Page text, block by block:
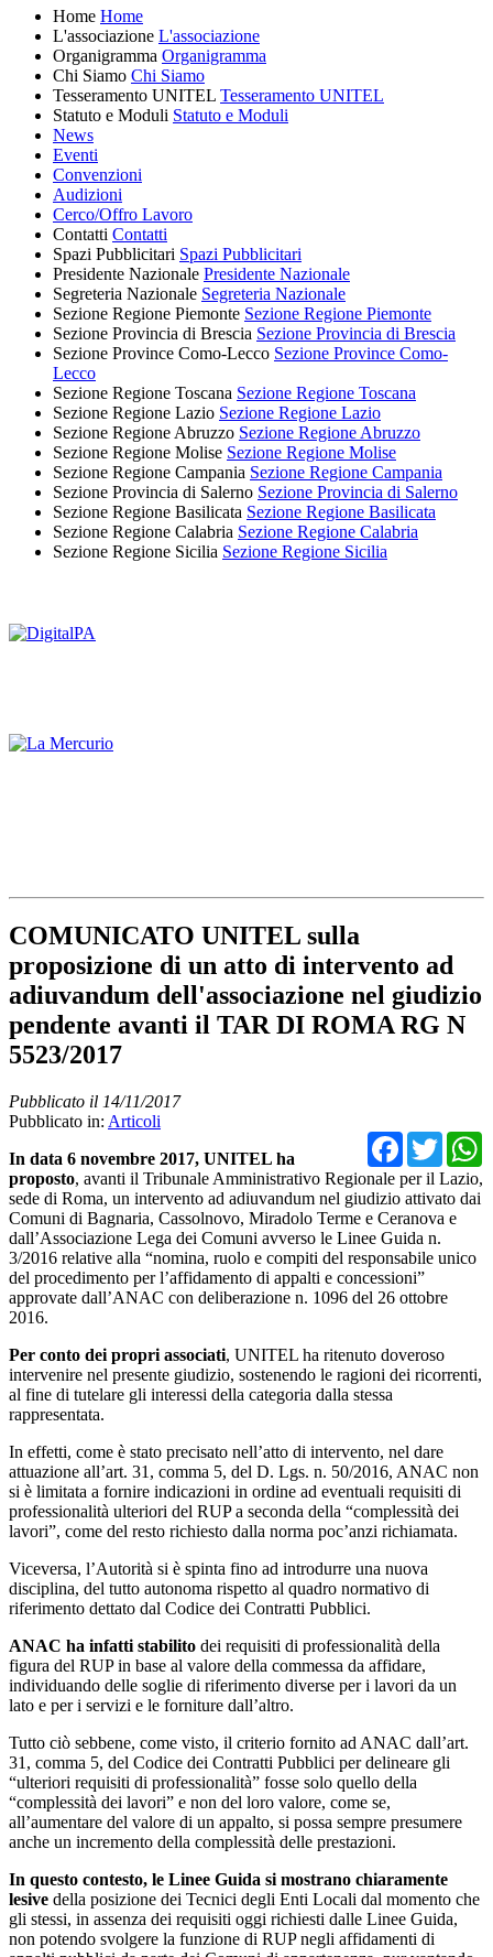
Home Home
L'associazione L'associazione
Organigramma Organigramma
Chi Siamo Chi Siamo
Tesseramento UNITEL Tesseramento UNITEL
Statuto e Moduli Statuto e Moduli
News
Eventi
Convenzioni
Audizioni
Cerco/Offro Lavoro
Contatti Contatti
Spazi Pubblicitari Spazi Pubblicitari
Presidente Nazionale Presidente Nazionale
Segreteria Nazionale Segreteria Nazionale
Sezione Regione Piemonte Sezione Regione Piemonte
Sezione Provincia di Brescia Sezione Provincia di Brescia
Sezione Province Como-Lecco Sezione Province Como-
Lecco
Sezione Regione Toscana Sezione Regione Toscana
Sezione Regione Lazio Sezione Regione Lazio
Sezione Regione Abruzzo Sezione Regione Abruzzo
Sezione Regione Molise Sezione Regione Molise
Sezione Regione Campania Sezione Regione Campania
Sezione Provincia di Salerno Sezione Provincia di Salerno
Sezione Regione Basilicata Sezione Regione Basilicata
Sezione Regione Calabria Sezione Regione Calabria
Sezione Regione Sicilia Sezione Regione Sicilia
COMUNICATO UNITEL sulla
proposizione di un atto di intervento ad
adiuvandum dell'associazione nel giudizio
pendente avanti il TAR DI ROMA RG N
5523/2017
Pubblicato il 14/11/2017
Pubblicato in: Articoli
In data 6 novembre 2017, UNITEL ha
proposto, avanti il Tribunale Amministrativo Regionale per il Lazio,
sede di Roma, un intervento ad adiuvandum nel giudizio attivato dai
Comuni di Bagnaria, Cassolnovo, Miradolo Terme e Ceranova e
dall’Associazione Lega dei Comuni avverso le Linee Guida n.
3/2016 relative alla “nomina, ruolo e compiti del responsabile unico
del procedimento per l’affidamento di appalti e concessioni”
approvate dall’ANAC con deliberazione n. 1096 del 26 ottobre
2016.
Per conto dei propri associati, UNITEL ha ritenuto doveroso
intervenire nel presente giudizio, sostenendo le ragioni dei ricorrenti,
al fine di tutelare gli interessi della categoria dalla stessa
rappresentata.
In effetti, come è stato precisato nell’atto di intervento, nel dare
attuazione all’art. 31, comma 5, del D. Lgs. n. 50/2016, ANAC non
si è limitata a fornire indicazioni in ordine ad eventuali requisiti di
professionalità ulteriori del RUP a seconda della “complessità dei
lavori”, come del resto richiesto dalla norma poc’anzi richiamata.
Viceversa, l’Autorità si è spinta fino ad introdurre una nuova
disciplina, del tutto autonoma rispetto al quadro normativo di
riferimento dettato dal Codice dei Contratti Pubblici.
ANAC ha infatti stabilito dei requisiti di professionalità della
figura del RUP in base al valore della commessa da affidare,
individuando delle soglie di riferimento diverse per i lavori da un
lato e per i servizi e le forniture dall’altro.
Tutto ciò sebbene, come visto, il criterio fornito ad ANAC dall’art.
31, comma 5, del Codice dei Contratti Pubblici per delineare gli
“ulteriori requisiti di professionalità” fosse solo quello della
“complessità dei lavori” e non del loro valore, come se,
all’aumentare del valore di un appalto, si possa sempre presumere
anche un incremento della complessità delle prestazioni.
In questo contesto, le Linee Guida si mostrano chiaramente
lesive della posizione dei Tecnici degli Enti Locali dal momento che
gli stessi, in assenza dei requisiti oggi richiesti dalle Linee Guida,
non potendo svolgere la funzione di RUP negli affidamenti di